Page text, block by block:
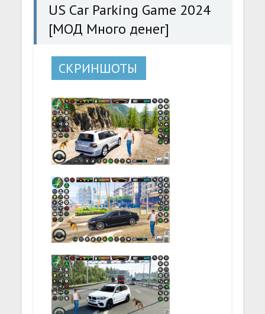
US Car Parking Game 2024
[МОД Много денег]
СКРИНШОТЫ